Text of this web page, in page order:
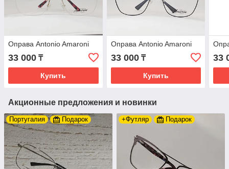
Оправа Antonio Amaroni
33 000 ₸
Купить
Оправа Antonio Amaroni
33 000₸
Купить
33
Акционные предложения и новинки
Португалия Подарок +Футляр Подарок